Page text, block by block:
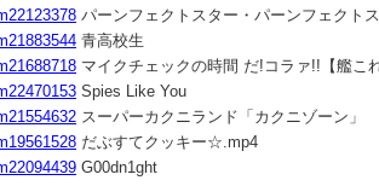
パーンフェクトスター・パーンフェクト
青高校生
マイクチェックの時間 だ!コラァ!!【艦こ
Spies Like You
スーパーカクニランド「カクニゾーン」
だぶすてクッキー☆.mp4
G00dn1ght